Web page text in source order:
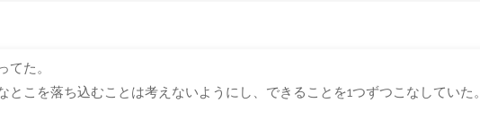
た。
とこを落ち込むことは考えないようにし、できることを1つずつこなしていた。